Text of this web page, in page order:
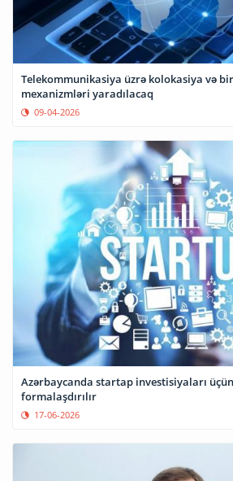
Telekommunikasiya üzrə kolokasiya və
mexanizmləri yaradılacaq
09-04-2026
Azərbaycanda startap investisiyaları
formalaşdırılır
17-06-2026